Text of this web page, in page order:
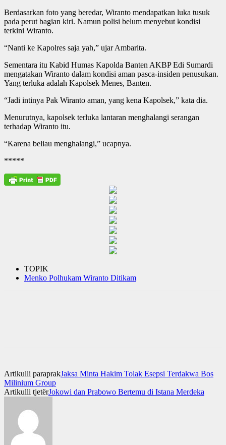
Berdasarkan foto yang beredar, Wiranto mendapatkan luka tusuk
pada perut bagian kiri. Namun polisi belum menyebut kondisi
terkini Wiranto.
“Nanti ke Kapolres saja yah,” ujar Ambarita.
Sementara itu Kabid Humas Kapolda Banten AKBP Edi Sumardi
mengatakan Wiranto dalam kondisi aman pasca-insiden penusukan.
Yang terluka adalah Kapolsek Menes, Banten.
“Jadi intinya Pak Wiranto aman, yang kena Kapolsek,” kata dia.
Menurutnya, kapolsek terluka lantaran menghalangi serangan
terhadap Wiranto itu.
“Karena beliau menghalangi,” ucapnya.
*****
TOPIK
Menko Polhukam Wiranto Ditikam
Artikulli paraprakJaksa Minta Hakim Tolak Esepsi Terdakwa Bos
Milinium Group
Artikulli tjetërJokowi dan Prabowo Bertemu di Istana Merdeka